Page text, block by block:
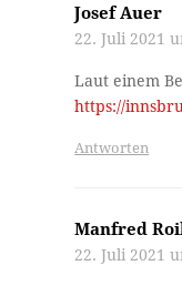
Josef Auer
22. Juli 2021
Laut einem
https://
Antworten
Manfred
22. Juli 2021